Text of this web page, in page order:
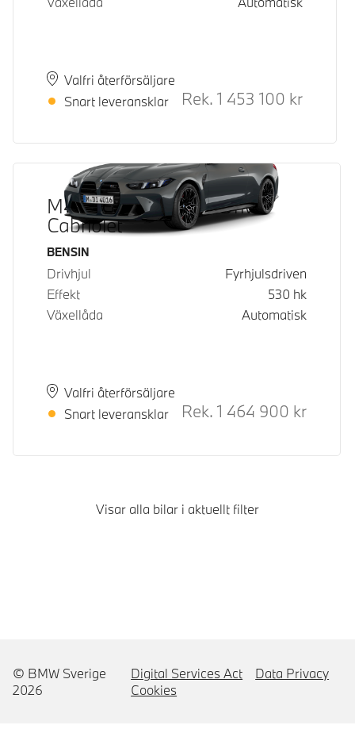
PlatsValfri återförsäljare
Leveranstid
Snart leveransklar
Rek. ord
Rek. 1 453 100 kr
M4 Competition M xDrive
Cabriolet
Bränsle
BENSIN
Drivhjul
Fyrhjulsdriven
Effekt
530 hk
Växellåda
Automatisk
PlatsValfri återförsäljare
Leveranstid
Snart leveransklar
Rek.
Rek. 1 464 900 kr
Visar alla bilar i aktuellt filter
© BMW Sverige
2026
Digital Services Act
Data Privacy
Cookies